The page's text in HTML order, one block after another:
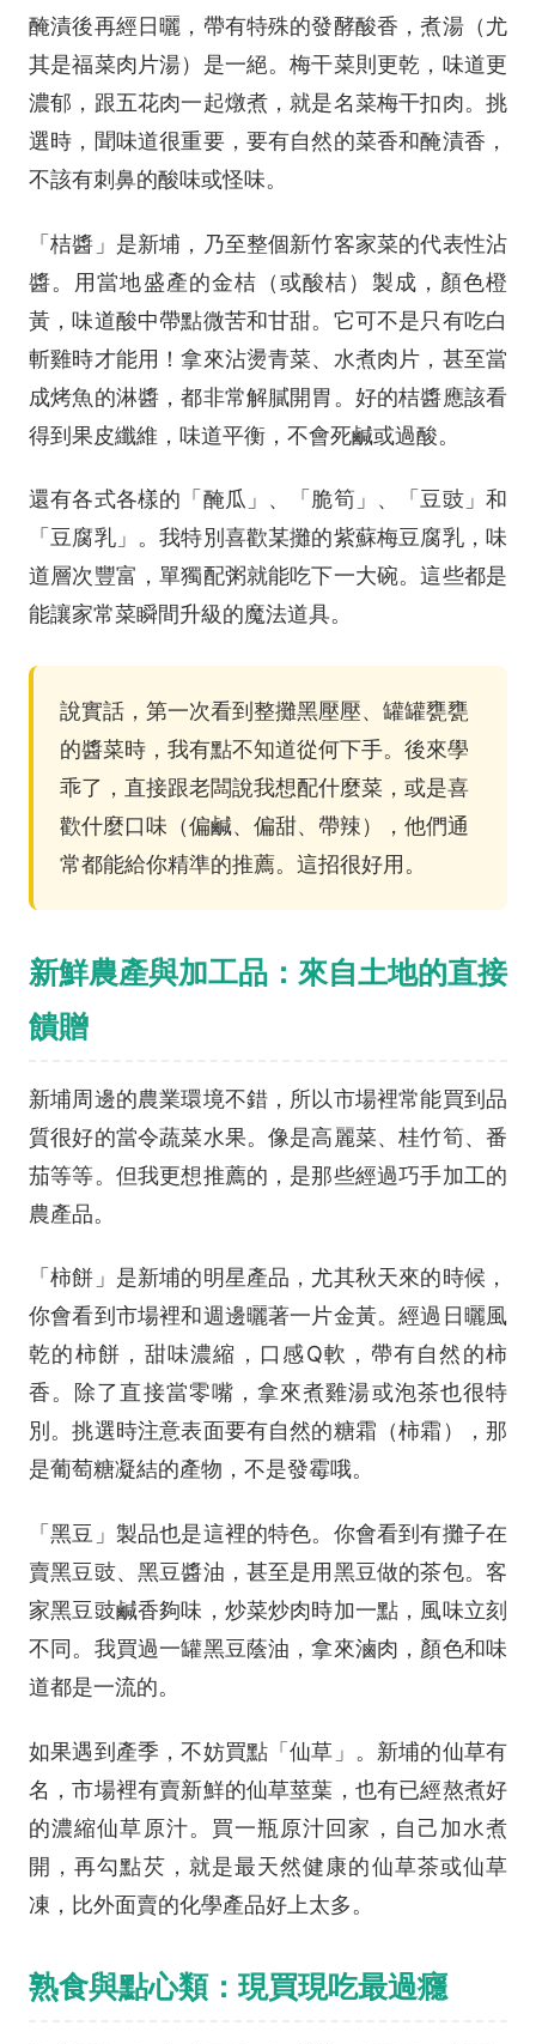
醃漬後再經日曬，帶有特殊的發酵酸香，煮湯（尤
其是福菜肉片湯）是一絕。梅干菜則更乾，味道更
濃郁，跟五花肉一起燉煮，就是名菜梅干扣肉。挑
選時，聞味道很重要，要有自然的菜香和醃漬香，
不該有刺鼻的酸味或怪味。
「桔醬」是新埔，乃至整個新竹客家菜的代表性沾
醬。用當地盛產的金桔（或酸桔）製成，顏色橙
黃，味道酸中帶點微苦和甘甜。它可不是只有吃白
斬雞時才能用！拿來沾燙青菜、水煮肉片，甚至當
成烤魚的淋醬，都非常解膩開胃。好的桔醬應該看
得到果皮纖維，味道平衡，不會死鹹或過酸。
還有各式各樣的「醃瓜」、「脆筍」、「豆豉」和
「豆腐乳」。我特別喜歡某攤的紫蘇梅豆腐乳，味
道層次豐富，單獨配粥就能吃下一大碗。這些都是
能讓家常菜瞬間升級的魔法道具。
說實話，第一次看到整攤黑壓壓、罐罐甕甕
的醬菜時，我有點不知道從何下手。後來學
乖了，直接跟老闆說我想配什麼菜，或是喜
歡什麼口味（偏鹹、偏甜、帶辣），他們通
常都能給你精準的推薦。這招很好用。
新鮮農產與加工品：來自土地的直接
饋贈
新埔周邊的農業環境不錯，所以市場裡常能買到品
質很好的當令蔬菜水果。像是高麗菜、桂竹筍、番
茄等等。但我更想推薦的，是那些經過巧手加工的
農產品。
「柿餅」是新埔的明星產品，尤其秋天來的時候，
你會看到市場裡和週邊曬著一片金黃。經過日曬風
乾的柿餅，甜味濃縮，口感Q軟，帶有自然的柿
香。除了直接當零嘴，拿來煮雞湯或泡茶也很特
別。挑選時注意表面要有自然的糖霜（柿霜），那
是葡萄糖凝結的產物，不是發霉哦。
「黑豆」製品也是這裡的特色。你會看到有攤子在
賣黑豆豉、黑豆醬油，甚至是用黑豆做的茶包。客
家黑豆豉鹹香夠味，炒菜炒肉時加一點，風味立刻
不同。我買過一罐黑豆蔭油，拿來滷肉，顏色和味
道都是一流的。
如果遇到產季，不妨買點「仙草」。新埔的仙草有
名，市場裡有賣新鮮的仙草莖葉，也有已經熬煮好
的濃縮仙草原汁。買一瓶原汁回家，自己加水煮
開，再勾點芡，就是最天然健康的仙草茶或仙草
凍，比外面賣的化學產品好上太多。
熟食與點心類：現買現吃最過癮